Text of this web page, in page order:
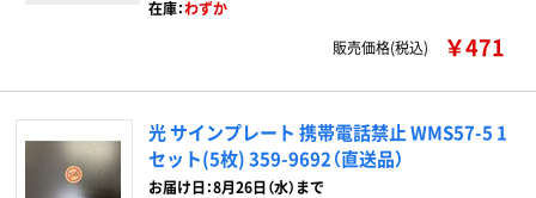
在庫：わずか
販売価格(税込)
￥471
光 サインプレート 携帯電話禁止 WMS57-5 1
セット(5枚) 359-9692（直送品）
お届け日：8月26日（水）まで